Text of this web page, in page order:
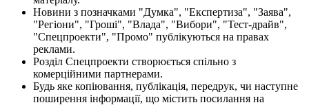
Новини з позначками "Думка", "Експертиза", "Заява",
"Регіони", "Гроші", "Влада", "Вибори", "Тест-драйв",
"Спецпроекти", "Промо" публікуються на правах
реклами.
Розділ Спецпроекти створюється спільно з
комерційними партнерами.
Будь яке копіювання, публікація, передрук, чи наступне
поширення інформації, що містить посилання на